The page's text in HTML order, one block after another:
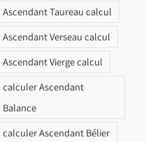
Ascendant Taureau calcul
Ascendant Verseau calcul
Ascendant Vierge calcul
calculer Ascendant
Balance
calculer Ascendant Bélier